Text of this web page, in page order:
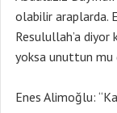
olabilir araplarda.
Resulullah’a diyor
yoksa unuttun mu
Enes Alimoğlu: